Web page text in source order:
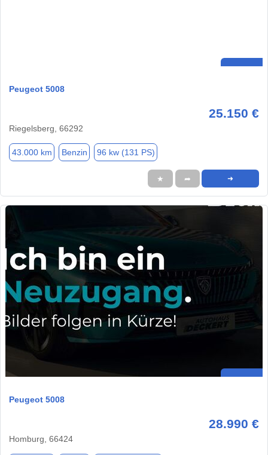
Peugeot 5008
25.150 €
Riegelsberg, 66292
43.000 km Benzin 96 kw (131 PS)
★ ➦ ➜
Peugeot 5008
28.990 €
Homburg, 66424